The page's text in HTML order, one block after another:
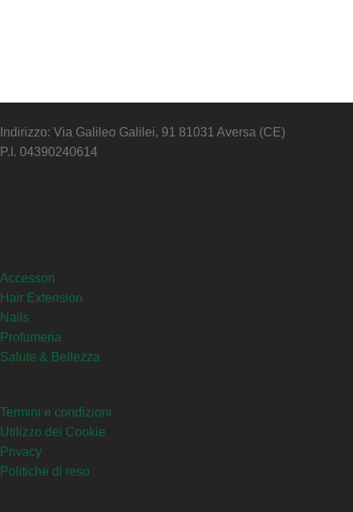
Indirizzo: Via Galileo Galilei, 91 81031 Aversa (CE)
P.I. 04390240614
Accessori
Hair Extension
Nails
Profumeria
Salute & Bellezza
Termini e condizioni
Utilizzo dei Cookie
Privacy
Politiche di reso